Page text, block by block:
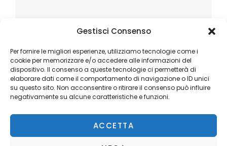
Gestisci Consenso
Per fornire le migliori esperienze, utilizziamo tecnologie come i
cookie per memorizzare e/o accedere alle informazioni del
dispositivo. Il consenso a queste tecnologie ci permetterà di
elaborare dati come il comportamento di navigazione o ID unici
su questo sito. Non acconsentire o ritirare il consenso può influire
negativamente su alcune caratteristiche e funzioni.
ACCETTA